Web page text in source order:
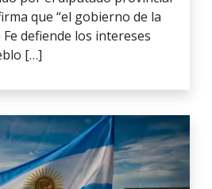
que “el gobierno de la
defiende los intereses
[…]